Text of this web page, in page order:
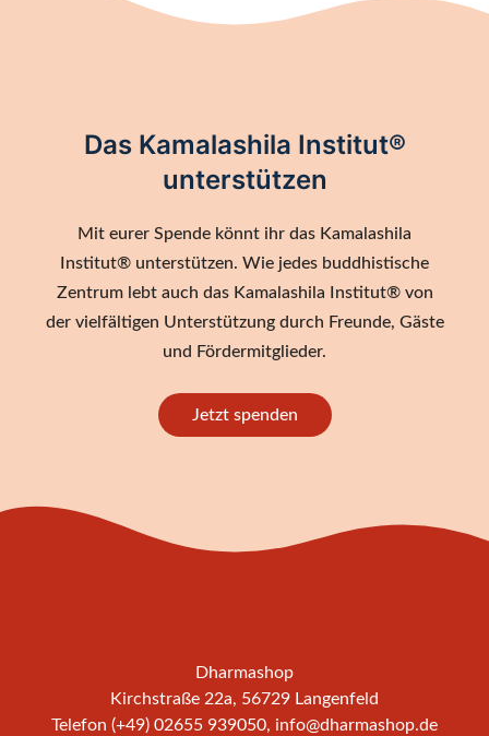
Das Kamalashila Institut®
unterstützen
Mit eurer Spende könnt ihr das Kamalashila
Institut® unterstützen. Wie jedes buddhistische
Zentrum lebt auch das Kamalashila Institut® von
der vielfältigen Unterstützung durch Freunde, Gäste
und Fördermitglieder.
Jetzt spenden
Dharmashop
Kirchstraße 22a, 56729 Langenfeld
Telefon (+49) 02655 939050, info@dharmashop.de